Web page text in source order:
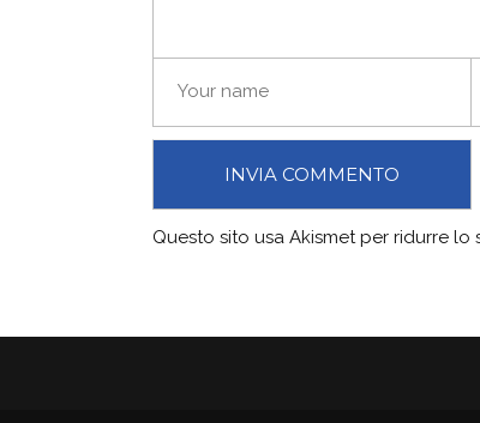
Questo sito usa Akismet per ridurre lo